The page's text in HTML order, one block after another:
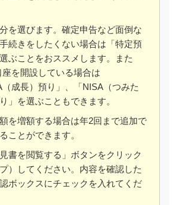
を選びます。確定申告など面倒な
続きをしたくない場合は「特定預
ぶことをおススメします。また
座を開設している場合は
（成長）預り」、「NISA（つみた
」を選ぶこともできます。
を増額する場合は年2回まで追加で
ことができます。
見書を閲覧する」ボタンをクリック
プ）してください。内容を確認した
ボックスにチェックを入れてくだ